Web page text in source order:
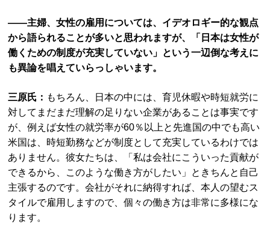
――主婦、女性の雇用については、イデオロギー的な観点
から語られることが多いと思われますが、「日本は女性が
働くための制度が充実していない」という一辺倒な考えに
も異論を唱えていらっしゃいます。
三原氏： もちろん、日本の中には、育児休暇や時短就労に
対してまだまだ理解の足りない企業があることは事実です
が、例えば女性の就労率が60％以上と先進国の中でも高い
米国は、時短勤務などが制度として充実しているわけでは
ありません。彼女たちは、「私は会社にこういった貢献が
できるから、このような働き方がしたい」ときちんと自己
主張するのです。会社がそれに納得すれば、本人の望むス
タイルで雇用しますので、個々の働き方は非常に多様にな
ります。